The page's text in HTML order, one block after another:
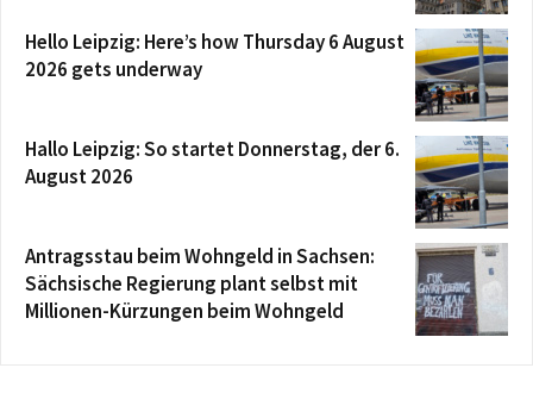
Hello Leipzig: Here’s how Thursday 6 August
2026 gets underway
Hallo Leipzig: So startet Donnerstag, der 6.
August 2026
Antragsstau beim Wohngeld in Sachsen:
Sächsische Regierung plant selbst mit
Millionen-Kürzungen beim Wohngeld